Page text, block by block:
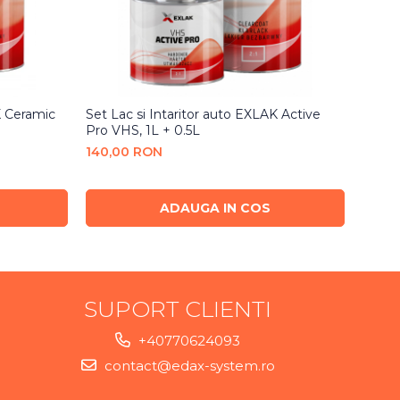
Ceramic
Set Lac si Intaritor auto EXLAK Active
Pro VHS, 1L + 0.5L
140,00 RON
ADAUGA IN COS
SUPORT CLIENTI
+40770624093
contact@edax-system.ro